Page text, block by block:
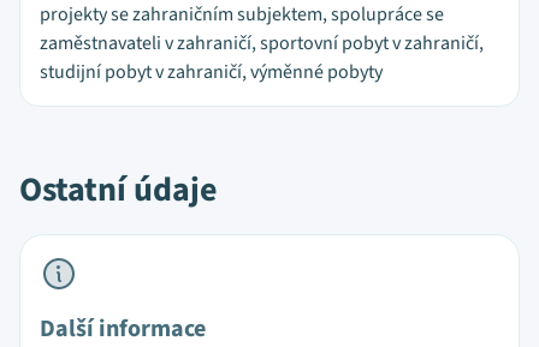
projekty se zahraničním subjektem, spolupráce se
zaměstnavateli v zahraničí, sportovní pobyt v zahraničí,
studijní pobyt v zahraničí, výměnné pobyty
Ostatní údaje
Další informace